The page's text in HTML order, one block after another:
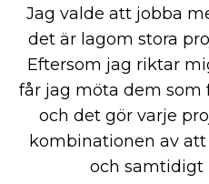
Jag valde att jobba
det är lagom stora
Eftersom jag riktar
får jag möta dem som
och det gör varje
kombinationen av
och samtidigt